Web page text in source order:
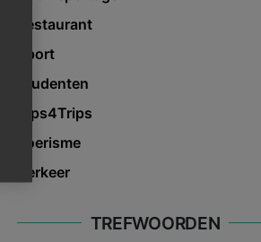
Restaurant
Sport
Studenten
Tips4Trips
Toerisme
Verkeer
TREFWOORDEN